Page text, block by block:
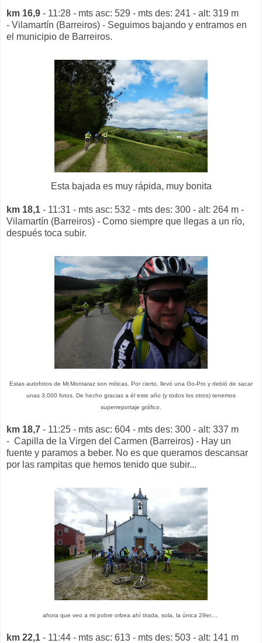
km 16,9 - 11:28 - mts asc: 529 - mts des: 241 - alt: 319 m
- Vilamartín (Barreiros) - Seguimos bajando y entramos en
el municipio de Barreiros.
Esta bajada es muy rápida, muy bonita
km 18,1 - 11:31 - mts asc: 532 - mts des: 300 - alt: 264 m -
Vilamartín (Barreiros) - Como siempre que llegas a un río,
después toca subir.
Estas autofotos de Mr.Montaraz son míticas. Por cierto, llevó una Go-Pro y debió de sacar
unas 3.000 fotos. De hecho gracias a él este año (y todos los otros) tenemos
superreportaje gráfico.
km 18,7 - 11:25 - mts asc: 604 - mts des: 300 - alt: 337 m
- Capilla de la Virgen del Carmen (Barreiros) - Hay un
fuente y paramos a beber. No es que queramos descansar
por las rampitas que hemos tenido que subir...
ahora que veo a mi pobre orbea ahí tirada, sola, la única 29er....
km 22,1 - 11:44 - mts asc: 613 - mts des: 503 - alt: 141 m